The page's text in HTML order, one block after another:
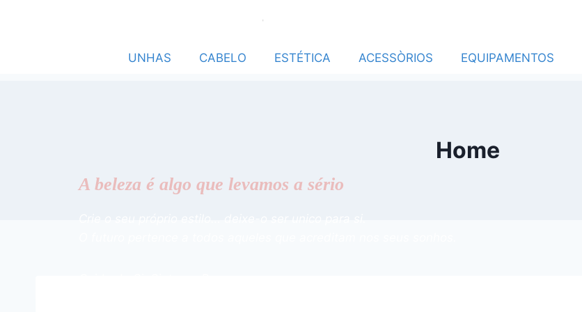
UNHAS CABELO ESTÉTICA ACESSÒRIOS EQUIPAMENTOS
Home
A beleza é algo que levamos a sério